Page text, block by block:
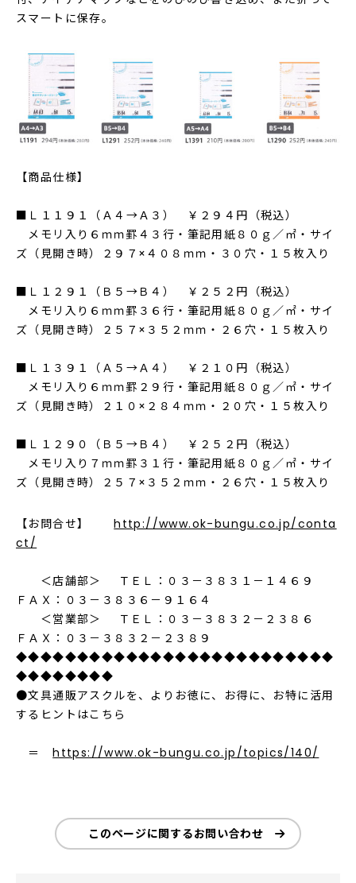
スマートに保存。
【商品仕様】
■Ｌ１１９１（Ａ４→Ａ３） ￥２９４円（税込）
メモリ入り６ｍｍ罫４３行・筆記用紙８０ｇ／㎡・サイ
ズ（見開き時）２９７×４０８ｍｍ・３０穴・１５枚入り
■Ｌ１２９１（Ｂ５→Ｂ４） ￥２５２円（税込）
メモリ入り６ｍｍ罫３６行・筆記用紙８０ｇ／㎡・サイ
ズ（見開き時）２５７×３５２ｍｍ・２６穴・１５枚入り
■Ｌ１３９１（Ａ５→Ａ４） ￥２１０円（税込）
メモリ入り６ｍｍ罫２９行・筆記用紙８０ｇ／㎡・サイ
ズ（見開き時）２１０×２８４ｍｍ・２０穴・１５枚入り
■Ｌ１２９０（Ｂ５→Ｂ４） ￥２５２円（税込）
メモリ入り７ｍｍ罫３１行・筆記用紙８０ｇ／㎡・サイ
ズ（見開き時）２５７×３５２ｍｍ・２６穴・１５枚入り
【お問合せ】http://www.ok-bungu.co.jp/conta
ct/
＜店舗部＞ ＴＥＬ：０３－３８３１－１４６９
ＦＡＸ：０３－３８３６－９１６４
＜営業部＞ ＴＥＬ：０３－３８３２－２３８６
ＦＡＸ：０３－３８３２－２３８９
◆◆◆◆◆◆◆◆◆◆◆◆◆◆◆◆◆◆◆◆◆◆◆◆◆◆
◆◆◆◆◆◆◆◆
●文具通販アスクルを、よりお徳に、お得に、お特に活用
するヒントはこちら
＝https://www.ok-bungu.co.jp/topics/140/
このページに関するお問い合わせ